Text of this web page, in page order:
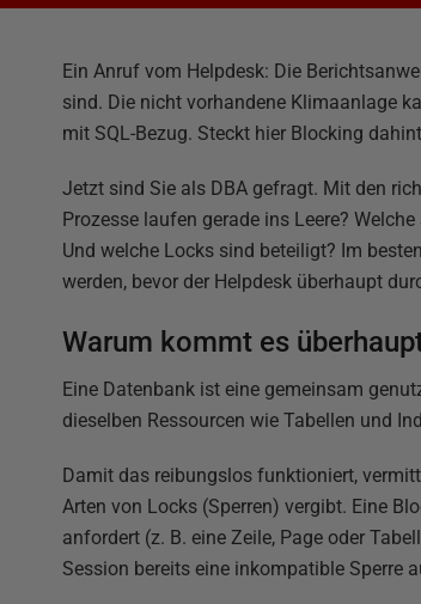
Ein Anruf vom Helpdesk: Die
sind. Die nicht vorhandene Klimaanlage
mit SQL-Bezug. Steckt hier Blocking
Jetzt sind Sie als DBA gefragt. Mit den
Prozesse laufen gerade ins Leere?
Und welche Locks sind beteiligt? Im
werden, bevor der Helpdesk überhaupt
Warum kommt es
Eine Datenbank ist eine gemeinsam
dieselben Ressourcen wie Tabellen und
Damit das reibungslos funktioniert,
Arten von Locks (Sperren) vergibt. Eine
anfordert (z. B. eine Zeile, Page oder
Session bereits eine inkompatible Sperre